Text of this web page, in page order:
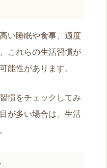
い睡眠や食事、適度
これらの生活習慣が
能性があります。
慣をチェックしてみ
が多い場合は、生活